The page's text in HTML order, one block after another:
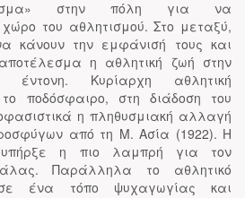
στην πόλη για να
χώρο του αθλητισμού. Στο μεταξύ,
κάνουν την εμφάνισή τους και
η αθλητική ζωή στην
Κυρίαρχη αθλητική
ποδόσφαιρο, στη διάδοση του
η πληθυσμιακή αλλαγή
από τη Μ. Ασία (1922). Η
υπήρξε η πιο λαμπρή για τον
Παράλληλα το αθλητικό
ένα τόπο ψυχαγωγίας και